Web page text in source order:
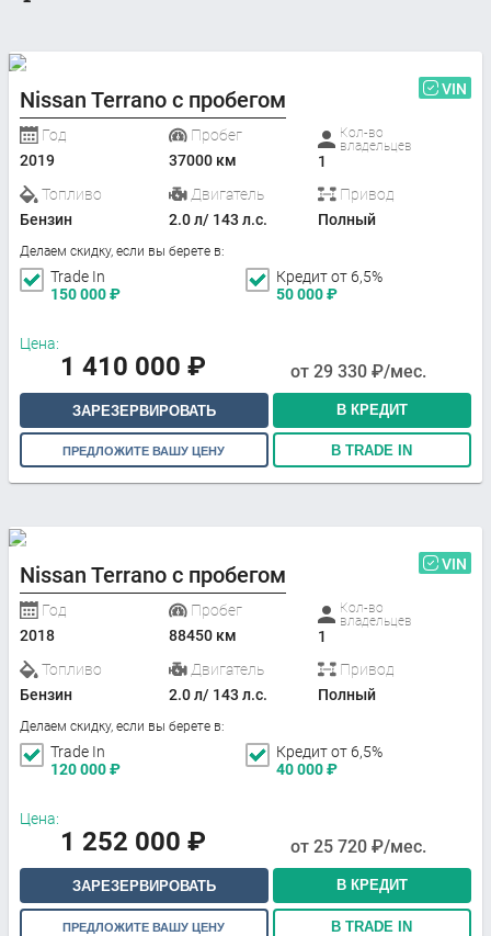
Nissan Terrano с пробегом VIN
Год
2019
Пробег
37000 км
Кол-во
владельцев
1
Топливо
Бензин
Двигатель
2.0 л/ 143 л.с.
Привод
Полный
Делаем скидку, если вы берете в:
Trade In
150 000₽
Кредит от 6,5%
50 000₽
Цена:
1 410 000 ₽ от 29 330 ₽/мес.
ЗАРЕЗЕРВИРОВАТЬ В КРЕДИТ
ПРЕДЛОЖИТЕ ВАШУ ЦЕНУ В TRADE IN
Nissan Terrano с пробегом VIN
Год
2018
Пробег
88450 км
Кол-во
владельцев
1
Топливо
Бензин
Двигатель
2.0 л/ 143 л.с.
Привод
Полный
Делаем скидку, если вы берете в:
Trade In
120 000₽
Кредит от 6,5%
40 000₽
Цена:
1 252 000 ₽ от 25 720 ₽/мес.
ЗАРЕЗЕРВИРОВАТЬ В КРЕДИТ
ПРЕДЛОЖИТЕ ВАШУ ЦЕНУ В TRADE IN